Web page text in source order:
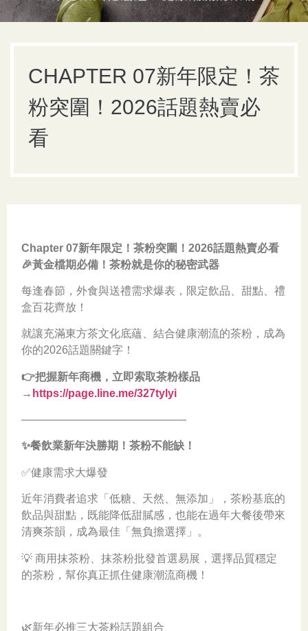
CHAPTER 07新年限定！茶
粉突圍！2026話題熱賣必
看
Chapter 07新年限定！茶粉突圍！2026話題熱賣必看
🎉黃金檔期必備！茶粉就是你的秘密武器
每逢春節，外食與送禮需求爆表，限定飲品、甜點、禮
盒百花齊放！
就讓充滿東方茶文化底蘊、結合健康潮流的茶粉，成為
你的2026話題關鍵字！
👉把握新年商機，立即索取茶粉樣品
→ https://page.line.me/327tylyi
———————————————
✨餐飲業新年決勝期！茶粉不能缺！
✅健康需求大爆發
近年消費者追求「低糖、天然、無添加」，茶粉基底的
飲品與甜點，既能降低甜膩感，也能在過年大餐後帶來
清爽茶韻，成為最佳「無負擔選擇」。
💡 商用抹茶粉、抹茶粉批發首選易展，選擇品質穩定
的茶粉，幫你真正抓住健康潮流商機！
🌿新年必推三大茶粉話題組合